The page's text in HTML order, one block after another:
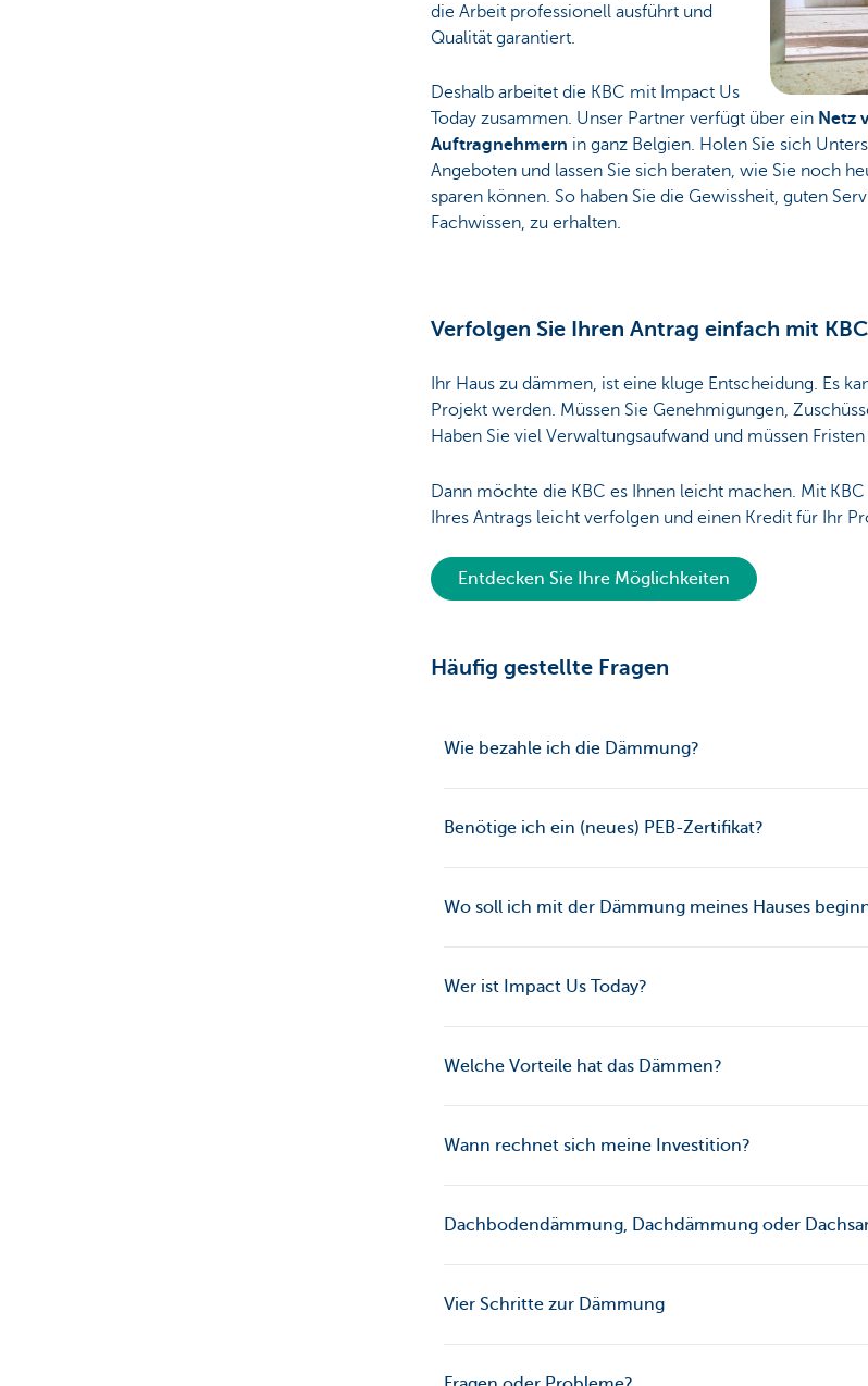
die Arbeit professionell ausführt und
Qualität garantiert.
Deshalb arbeitet die KBC mit Impact Us
Today zusammen. Unser Partner verfügt über ein Netz
Auftragnehmern in ganz Belgien. Holen Sie sich
Angeboten und lassen Sie sich beraten, wie Sie noch
sparen können. So haben Sie die Gewissheit, guten
Fachwissen, zu erhalten.
Verfolgen Sie Ihren Antrag einfach mit
Ihr Haus zu dämmen, ist eine kluge Entscheidung. Es
Projekt werden. Müssen Sie Genehmigungen,
Haben Sie viel Verwaltungsaufwand und müssen
Dann möchte die KBC es Ihnen leicht machen. Mit
Ihres Antrags leicht verfolgen und einen Kredit für Ihr
Entdecken Sie Ihre Möglichkeiten
Häufig gestellte Fragen
Wie bezahle ich die Dämmung?
Benötige ich ein (neues) PEB-Zertifikat?
Wo soll ich mit der Dämmung meines Hauses
Wer ist Impact Us Today?
Welche Vorteile hat das Dämmen?
Wann rechnet sich meine Investition?
Dachbodendämmung, Dachdämmung oder
Vier Schritte zur Dämmung